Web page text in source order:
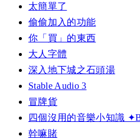
太簡單了
偷偷加入的功能
你「買」的東西
大人字體
深入地下城之石頭湯
Stable Audio 3
冒牌貨
四個沒用的音樂小知識
幹嘛賭